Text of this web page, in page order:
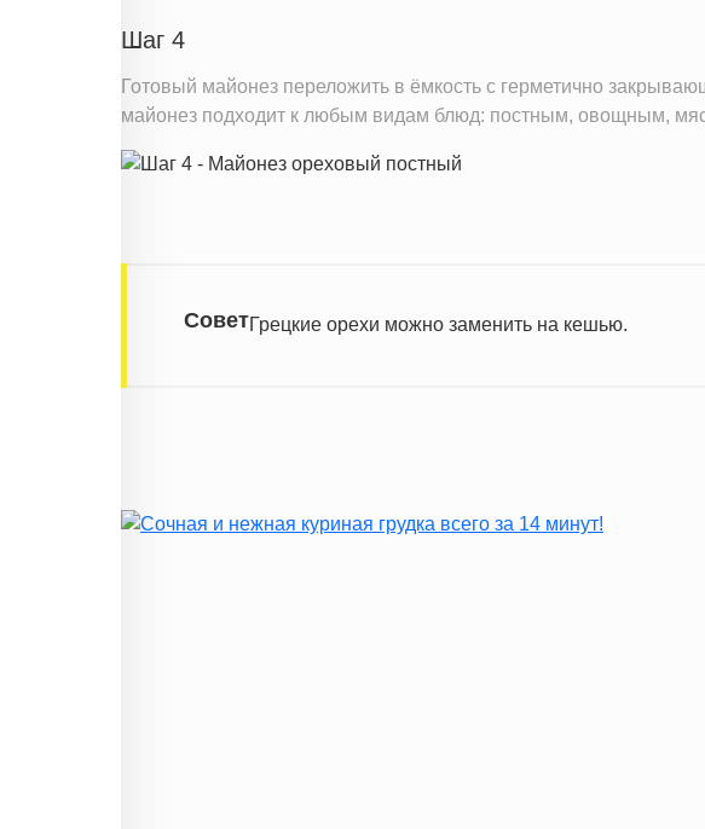
Шаг 4
Готовый майонез переложить в ёмкость с герметично
майонез подходит к любым видам блюд: постным, овощным,
СоветГрецкие орехи можно заменить на кешью.